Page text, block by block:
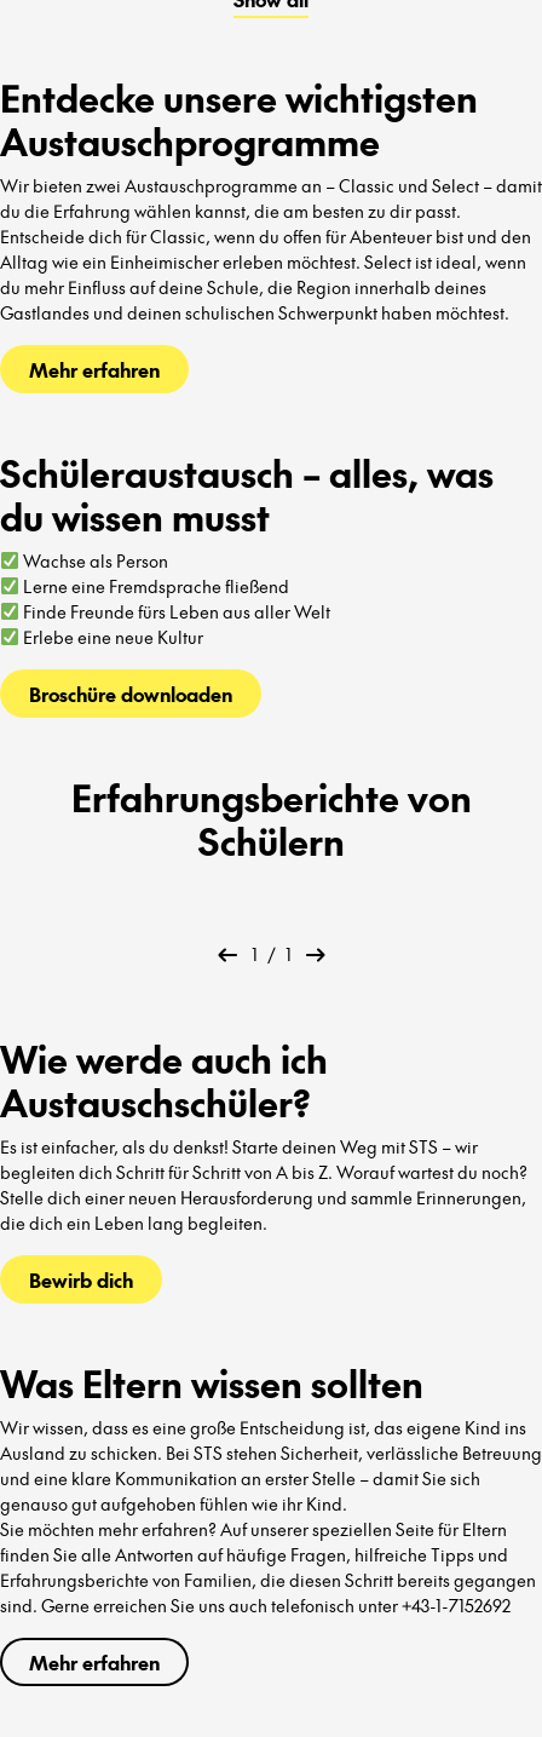
Entdecke unsere wichtigsten
Austauschprogramme
Wir bieten zwei Austauschprogramme an – Classic und Select – damit
du die Erfahrung wählen kannst, die am besten zu dir passt.
Entscheide dich für Classic, wenn du offen für Abenteuer bist und den
Alltag wie ein Einheimischer erleben möchtest. Select ist ideal, wenn
du mehr Einfluss auf deine Schule, die Region innerhalb deines
Gastlandes und deinen schulischen Schwerpunkt haben möchtest.
Mehr erfahren
Schüleraustausch – alles, was
du wissen musst
Wachse als Person
Lerne eine Fremdsprache fließend
Finde Freunde fürs Leben aus aller Welt
Erlebe eine neue Kultur
Broschüre downloaden
Erfahrungsberichte von
Schülern
1 / 1
Wie werde auch ich
Austauschschüler?
Es ist einfacher, als du denkst! Starte deinen Weg mit STS – wir
begleiten dich Schritt für Schritt von A bis Z. Worauf wartest du noch?
Stelle dich einer neuen Herausforderung und sammle Erinnerungen,
die dich ein Leben lang begleiten.
Bewirb dich
Was Eltern wissen sollten
Wir wissen, dass es eine große Entscheidung ist, das eigene Kind ins
Ausland zu schicken. Bei STS stehen Sicherheit, verlässliche Betreuung
und eine klare Kommunikation an erster Stelle – damit Sie sich
genauso gut aufgehoben fühlen wie ihr Kind.
Sie möchten mehr erfahren? Auf unserer speziellen Seite für Eltern
finden Sie alle Antworten auf häufige Fragen, hilfreiche Tipps und
Erfahrungsberichte von Familien, die diesen Schritt bereits gegangen
sind. Gerne erreichen Sie uns auch telefonisch unter +43-1-7152692
Mehr erfahren